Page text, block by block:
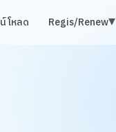
โหลด Regis/Renew▾